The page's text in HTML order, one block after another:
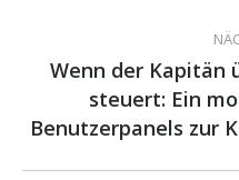
Wenn der Kapitän
steuert: Ein
Benutzerpanels zur